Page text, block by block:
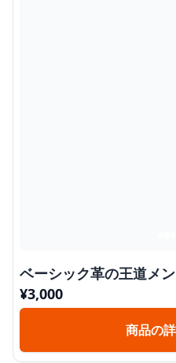
ベーシック革の王道メ
¥3,000
商品の